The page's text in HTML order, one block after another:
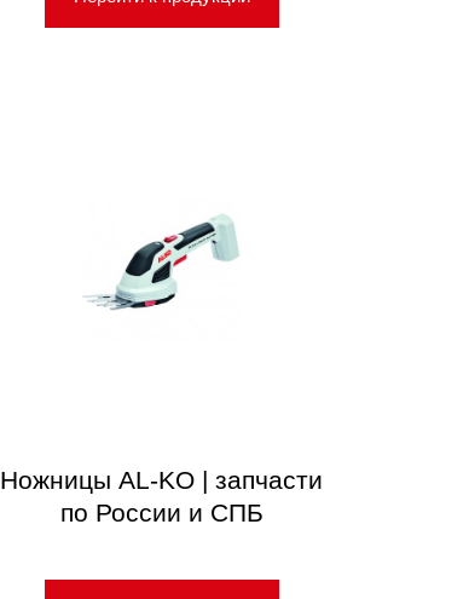
Ножницы AL-KO | запчасти
по России и СПБ